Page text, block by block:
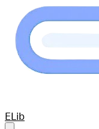
Your Company
ELib